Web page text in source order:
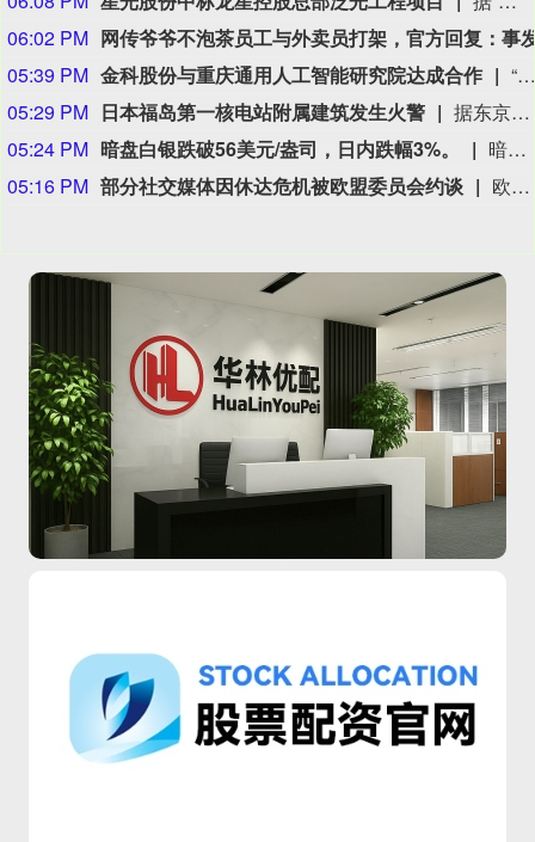
06:02 PM
05:39 PM 金科股份与重庆通用人工智能研究院达成合作
“金科股份”公众号消息，2026年8月，金科地产集团股份有限公司（简称“金科股份”）与重庆通用人工智能研究院在重庆正式签署全方位合作协议。双方将依托通用人工智能前沿技术，落地不动产全场景智慧解决方案，合力打造重庆“人工智能+不动产”产业标杆项目。
05:29 PM 日本福岛第一核电站附属建筑发生火警
据东京电力公司消息，当地时间8日15时35分左右，日本福岛第一核电站5号、6号机组服务建筑3、4层的火灾报警器发生启动。东京电力公司于当天16时01分向双叶消防本部报警。随后，消防部门赶赴现场确认，但未发现明火或冒烟。事件对核电站厂区设备没有造成影响，监测点以及厂区边界的尘埃监测仪等所测得的放射线量也未发现异常。（央视新闻）
05:24 PM 暗盘白银跌破56美元/盎司，日内跌幅3%。
暗盘白银跌破56美元/盎司，日内跌幅3%。
05:16 PM 部分社交媒体因休达危机被欧盟委员会约谈 欧盟委员会负责技术主权等事务的执行副主席汉娜·维尔库宁7日在社交媒体上表示，欧盟委员会当天就西班牙飞地休达局势约谈短视频平台TikTok和美国元公司（Meta），要求平台在危机期间加强内容监测并采取果断措施。 维尔库宁在社交媒体平台X上说，在危机情况下，社交媒体平台必须果断采取行动，维护数字空间完整性。她表示，平台应加强对相关内容的监测，并强化与事实核查机构的合作。 休达位于非洲西北部、直布罗陀海峡附近的地中海沿岸，与摩洛哥接壤。日前，大批非法移民从摩洛哥方向进入休达，引发近年来西班牙最严重的边境移民危机。 据德新社等媒体报道，一些进入休达的非法移民表示，他们此前从社交媒体获悉所谓“边境开放”“休达将提供住宿”以及“进入休达后可继续前往西班牙本土”等信息。 休达危机也引发了欧盟内部围绕外部边境管控和移民政策的新一轮争议。维尔库宁表示，欧盟委员会将于10日继续跟进相关情况。(新华社)